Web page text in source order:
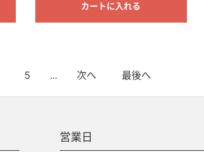
カートに入れる
5 ... 次へ 最後へ
営業日